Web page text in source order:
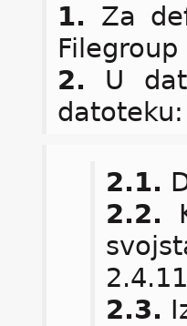
1. Za
2. U
datoteku:
2.1.
2.2.
2.4.11
2.3.